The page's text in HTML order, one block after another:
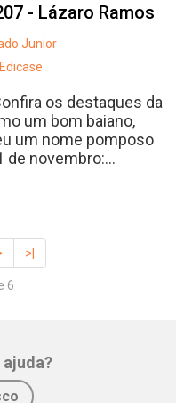
- Lázaro Ramos
Junior
os destaques da
um bom baiano,
um nome pomposo
de novembro:...
>|
6